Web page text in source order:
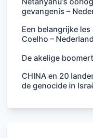
gevangenis –
Een belangrijke
Coelho –
De akelige
CHINA en 20
de genocide in